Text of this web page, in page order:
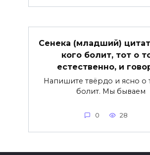
Сенека (младший)
кого болит, тот о
естественно, и
Напишите твёрдо и ясно о
болит. Мы бываем
0 28